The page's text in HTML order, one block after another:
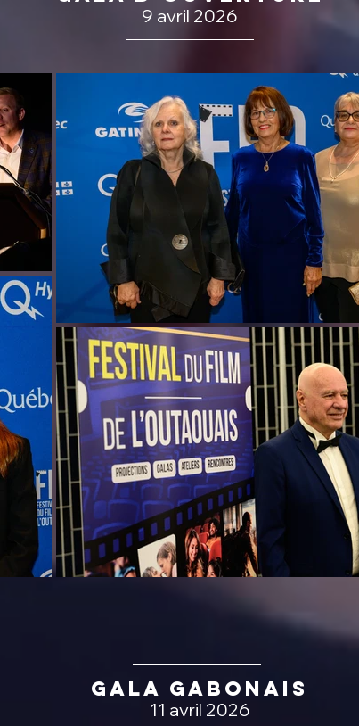
9 avril 2026
GALA GabonAIS
11 avril 2026